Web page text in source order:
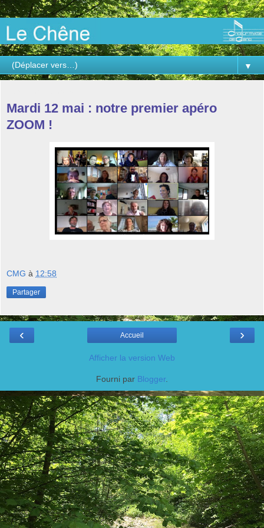
▼
Mardi 12 mai : notre premier apéro
ZOOM !
CMG à 12:58
Partager
‹ ›
Accueil
Afficher la version Web
Fourni par Blogger.